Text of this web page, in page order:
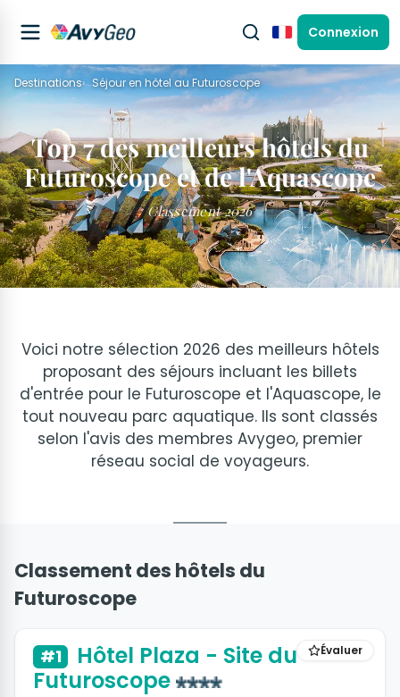
FrançaisConnexion
Destinations Séjour en hôtel au Futuroscope
Top 7 des meilleurs hôtels du
Futuroscope et de l'Aquascope
Classement 2026
Voici notre sélection 2026 des meilleurs hôtels
proposant des séjours incluant les billets
d'entrée pour le Futuroscope et l'Aquascope, le
tout nouveau parc aquatique. Ils sont classés
selon l'avis des membres Avygeo, premier
réseau social de voyageurs.
Classement des hôtels du
Futuroscope
Évaluer
#1
Hôtel Plaza - Site du
Futuroscope